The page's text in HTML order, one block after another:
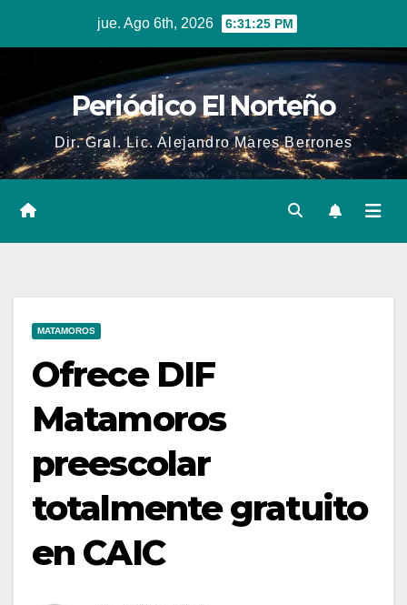
jue. Ago 6th, 2026 6:31:26 PM
Periódico El Norteño
Dir. Gral. Lic. Alejandro Mares Berrones
MATAMOROS
Ofrece DIF
Matamoros
preescolar
totalmente gratuito
en CAIC